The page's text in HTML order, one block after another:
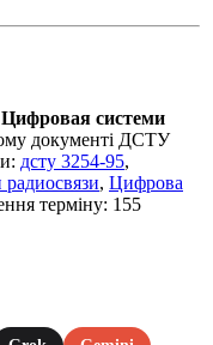
Цифровая системи
документі ДСТУ
дсту 3254-95,
, Цифрова
терміну: 155